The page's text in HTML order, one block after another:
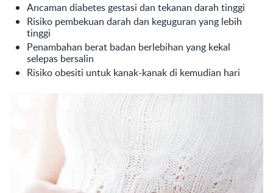
Ancaman diabetes gestasi dan tekanan darah tinggi
Risiko pembekuan darah dan keguguran yang lebih
tinggi
Penambahan berat badan berlebihan yang kekal
selepas bersalin
Risiko obesiti untuk kanak-kanak di kemudian hari